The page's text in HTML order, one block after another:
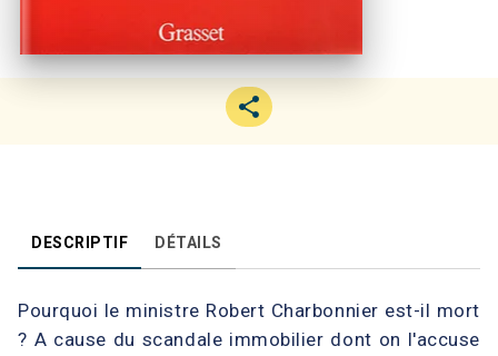
DESCRIPTIF DÉTAILS
Pourquoi le ministre Robert Charbonnier est-il mort
? A cause du scandale immobilier dont on l'accuse